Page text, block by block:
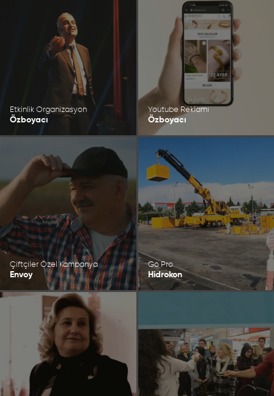
Etkinlik Organizasyon
Özboyacı
Youtube Reklamı
Özboyacı
Çiftçiler Özel Kampanya
Envoy
Go Pro
Hidrokon